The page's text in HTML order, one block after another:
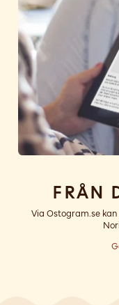
Från
Via Ostogram.se